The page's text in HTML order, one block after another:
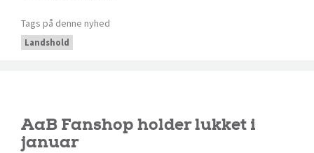
Tags på denne nyhed
Landshold
AaB Fanshop holder lukket i
januar